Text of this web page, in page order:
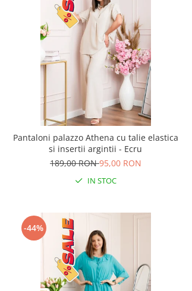
Pantaloni palazzo Athena cu talie elastica
si insertii argintii - Ecru
189,00 RON95,00 RON
IN STOC
-44%